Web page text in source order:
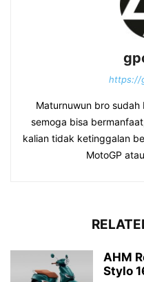
https://
Maturnuwun bro
semoga bisa
kalian tidak ketinggalan
MotoGP
AHM
Stylo